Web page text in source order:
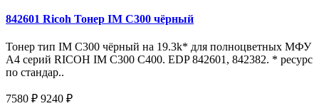
842601 Ricoh Тонер IM C300 чёрный
Тонер тип IM C300 чёрный на 19.3k* для полноцветных МФУ
A4 серий RICOH IM С300 С400. EDP 842601, 842382. * ресурс
по стандар..
7580 ₽ 9240 ₽